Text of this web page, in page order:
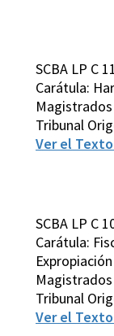
SCBA LP C
Carátula:
Tribunal
Ver el
SCBA LP C
Carátula:
Expropiación
Tribunal
Ver el